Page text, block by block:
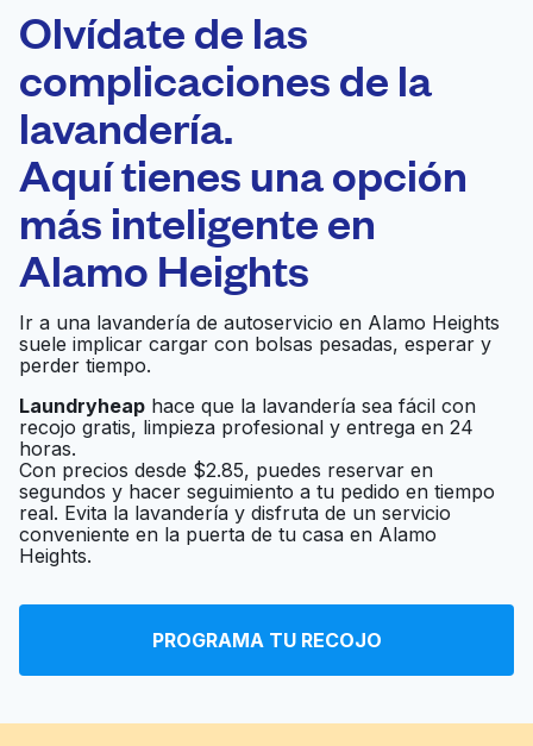
Laundryheap.com
Programa tu recogida
0 min
Recojo y entrega
casa
Abierto 24/7
Arcadia Grove
Cleaners
Ir al sitio web
McDougall Laundry &
Cleaners
Ir al sitio web
Culpepper Cleaners Ir al sitio web
Olvídate de las
complicaciones de la
lavandería.
Aquí tienes una opción
más inteligente en
Alamo Heights
Ir a una lavandería de autoservicio en Alamo Heights
suele implicar cargar con bolsas pesadas, esperar y
perder tiempo.
Laundryheap hace que la lavandería sea fácil con
recojo gratis, limpieza profesional y entrega en 24
horas.
Con precios desde $2.85, puedes reservar en
segundos y hacer seguimiento a tu pedido en tiempo
real. Evita la lavandería y disfruta de un servicio
conveniente en la puerta de tu casa en Alamo
Heights.
PROGRAMA TU RECOJO